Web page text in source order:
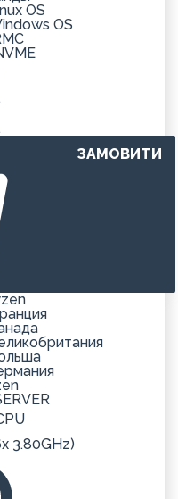
OS
OS
ЗАМОВИТИ
3.80GHz)